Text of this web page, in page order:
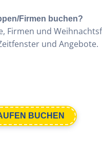
Firmen buchen?
Firmen und
und Angebote.
BUCHEN